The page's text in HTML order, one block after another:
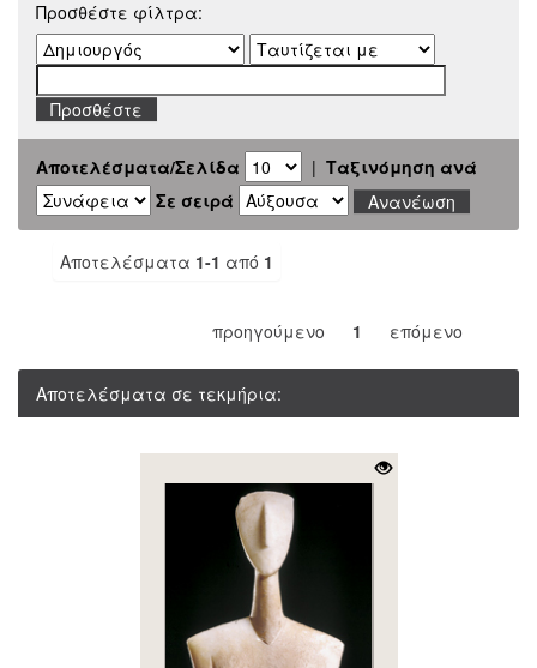
Προσθέστε φίλτρα:
Αποτελέσματα/Σελίδα | Ταξινόμηση ανά
Σε σειρά
Αποτελέσματα 1-1 από 1
προηγούμενο 1 επόμενο
Αποτελέσματα σε τεκμήρια: